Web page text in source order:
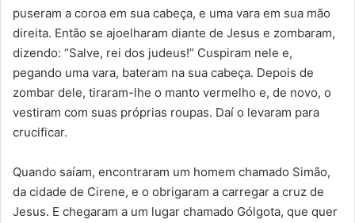
puseram a coroa em sua cabeça, e uma vara em sua mão
direita. Então se ajoelharam diante de Jesus e zombaram,
dizendo: “Salve, rei dos judeus!” Cuspiram nele e,
pegando uma vara, bateram na sua cabeça. Depois de
zombar dele, tiraram-lhe o manto vermelho e, de novo, o
vestiram com suas próprias roupas. Daí o levaram para
crucificar.
Quando saíam, encontraram um homem chamado Simão,
da cidade de Cirene, e o obrigaram a carregar a cruz de
Jesus. E chegaram a um lugar chamado Gólgota, que quer